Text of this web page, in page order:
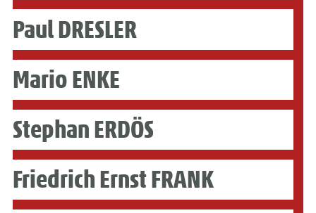
Paul DRESLER
Mario ENKE
Stephan ERDÖS
Friedrich Ernst FRANK